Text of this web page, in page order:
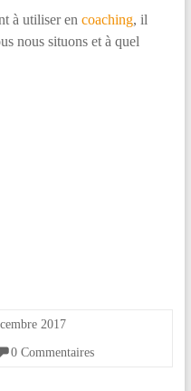
à utiliser en coaching, il
nous situons et à quel
2017
0 Commentaires